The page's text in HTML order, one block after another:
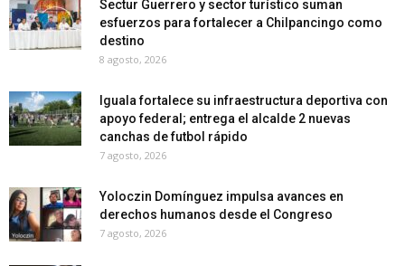
Sectur Guerrero y sector turístico suman
esfuerzos para fortalecer a Chilpancingo como
destino
8 agosto, 2026
Iguala fortalece su infraestructura deportiva con
apoyo federal; entrega el alcalde 2 nuevas
canchas de futbol rápido
7 agosto, 2026
Yoloczin Domínguez impulsa avances en
derechos humanos desde el Congreso
7 agosto, 2026